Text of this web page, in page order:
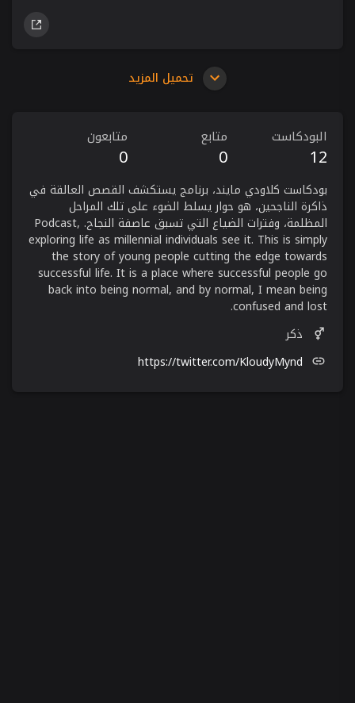
تحميل المزيد
متابعون
0
متابع
0
البودكاست
12
بودكاست كلاودي مايند، برنامج يستكشف القصص العالقة في
ذاكرة الناجحين، هو حوار يسلط الضوء على تلك المراحل
المظلمة، وفترات الضياع التي تسبق عاصفة النجاح. Podcast,
exploring life as millennial individuals see it. This is simply
the story of young people cutting the edge towards
successful life. It is a place where successful people go
back into being normal, and by normal, I mean being
confused and lost.
ذكر
https://twitter.com/KloudyMynd